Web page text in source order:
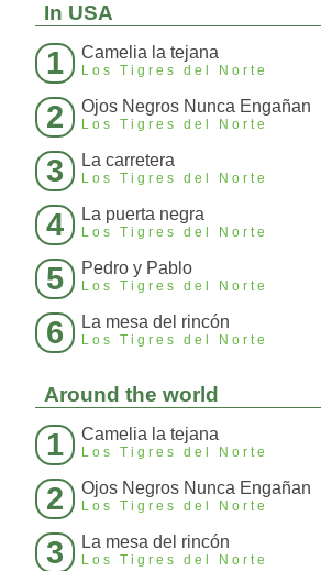
In USA
1 Camelia la tejana
Los Tigres del Norte
2 Ojos Negros Nunca Engañan
Los Tigres del Norte
3 La carretera
Los Tigres del Norte
4 La puerta negra
Los Tigres del Norte
5 Pedro y Pablo
Los Tigres del Norte
6 La mesa del rincón
Los Tigres del Norte
Around the world
1 Camelia la tejana
Los Tigres del Norte
2 Ojos Negros Nunca Engañan
Los Tigres del Norte
3 La mesa del rincón
Los Tigres del Norte